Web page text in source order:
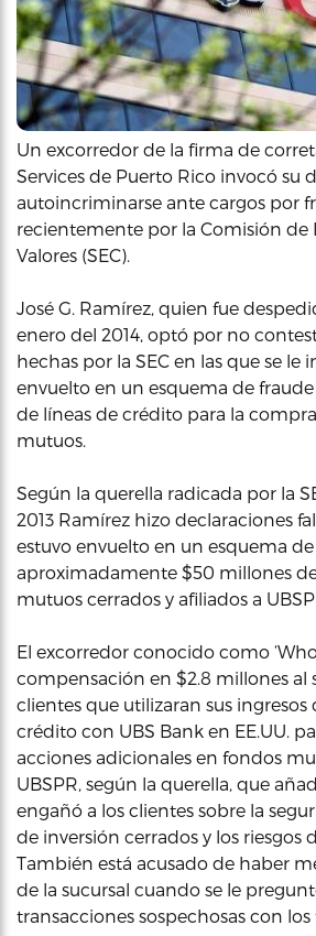
Un excorredor de la firma de
Services de Puerto Rico invocó su
autoincriminarse ante cargos por
recientemente por la Comisión
Valores (SEC).
José G. Ramírez, quien fue
enero del 2014, optó por no
hechas por la SEC en las que se le
envuelto en un esquema de
de líneas de crédito para la
mutuos.
Según la querella radicada por la
2013 Ramírez hizo declaraciones
estuvo envuelto en un esquema
aproximadamente $50 millones
mutuos cerrados y afiliados a
El excorredor conocido como
compensación en $2.8 millones al
clientes que utilizaran sus ingresos
crédito con UBS Bank en EE.UU.
acciones adicionales en fondos
UBSPR, según la querella, que
engañó a los clientes sobre la
de inversión cerrados y los riesgos
También está acusado de haber
de la sucursal cuando se le
transacciones sospechosas con